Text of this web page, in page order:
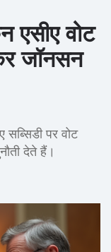
एसीए वोट
जॉनसन
सब्सिडी पर वोट
देते हैं।